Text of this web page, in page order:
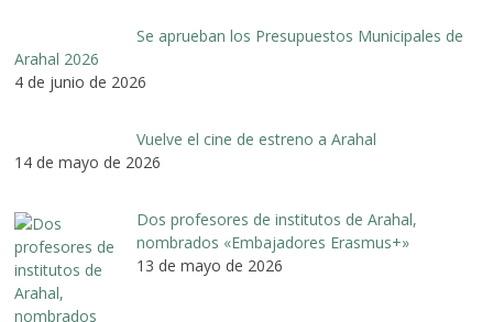
Se aprueban los Presupuestos Municipales de
Arahal 2026
4 de junio de 2026
Vuelve el cine de estreno a Arahal
14 de mayo de 2026
Dos profesores de institutos de Arahal,
nombrados «Embajadores Erasmus+»
13 de mayo de 2026